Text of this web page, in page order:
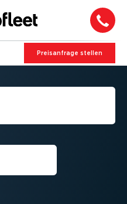
Preis­an­frage stellen
FÜR